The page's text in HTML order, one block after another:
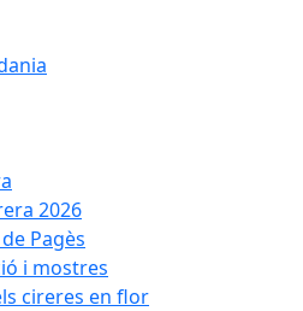
2026
Pagès
i mostres
cireres en flor